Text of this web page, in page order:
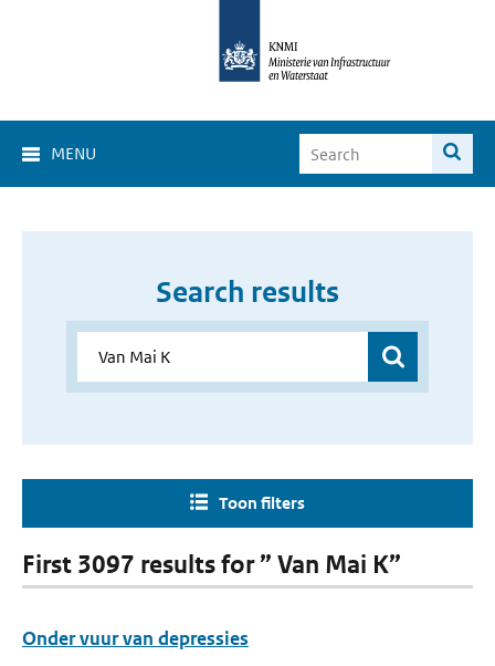
MENU
Search results
Toon filters
First 3097 results for ” Van Mai K”
Onder vuur van depressies